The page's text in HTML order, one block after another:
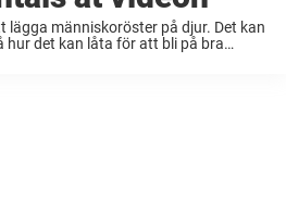
lägga människoröster på djur. Det kan
hur det kan låta för att bli på bra